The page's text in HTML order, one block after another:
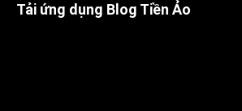
Tải ứng dụng Blog Tiền Ảo